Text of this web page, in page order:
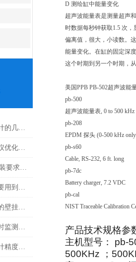
谈谈智能一体式涡街流量计的几种补偿方法
如何使用在线电厂酸露点仪优化电厂的化学管理？
德国HBM扭矩传感器的安装要求及注意事项讲解
电池行业领域为什么会需要用到露点仪
车间温湿度露点显示大屏的壁挂与吊装安装方式
工业温湿度变送器能够实时监测环境条件的变化
影响智能一体式涡街流量计精度的主要因素有哪些？
D 测绘缸中能量变化
超声波能量表是测量超声
时数据每秒钟获取1.5 次
偏离值，很大，小读数。
能量变化。在缸的固定深
这个时期到另一个时期，
美国PPB PB-502超声波能
pb-500
超声波能量表, 0 to 500 kHz
pb-208
EPDM 探头 (0-500 kHz
pb-s60
Cable, RS-232, 6 ft. long
pb-7dc
Battery charger, 7.2 VDC
pb-cal
NIST Traceable Calibration
产品技术规格参
主机型号： pb-
500KHz ；